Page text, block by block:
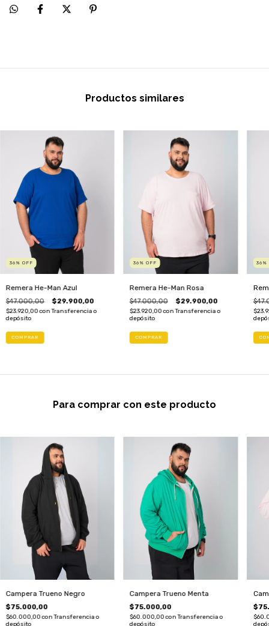
Productos similares
36 % OFF
Remera He-Man Azul
$47.000,00 $29.900,00
$23.920,00con Transferencia o
depósito
COMPRAR
36 % OFF
Remera He-Man Rosa
$47.000,00 $29.900,00
$23.920,00con Transferencia o
depósito
COMPRAR
36 %
Para comprar con este producto
Campera Trueno Negro
$75.000,00
$60.000,00con Transferencia o
depósito
Campera Trueno Menta
$75.000,00
$60.000,00con Transferencia o
depósito